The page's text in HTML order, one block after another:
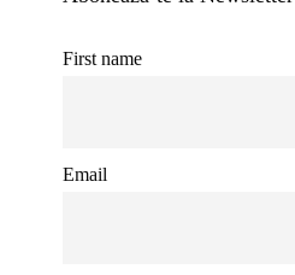
First name
Email